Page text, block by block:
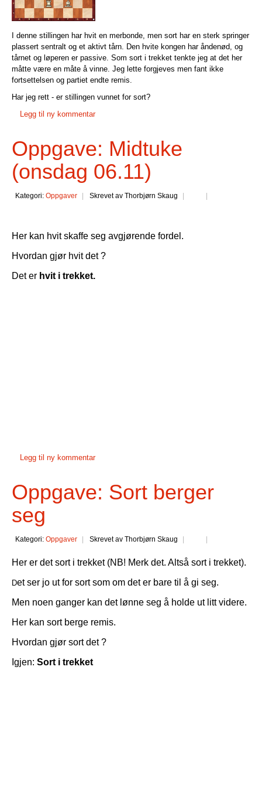
I denne stillingen har hvit en merbonde, men sort har en sterk springer
plassert sentralt og et aktivt tårn. Den hvite kongen har åndenød, og
tårnet og løperen er passive. Som sort i trekket tenkte jeg at det her
måtte være en måte å vinne. Jeg lette forgjeves men fant ikke
fortsettelsen og partiet endte remis.
Har jeg rett - er stillingen vunnet for sort?
Legg til ny kommentar
Oppgave: Midtuke
(onsdag 06.11)
Kategori: Oppgaver Skrevet av Thorbjørn Skaug
Her kan hvit skaffe seg avgjørende fordel.
Hvordan gjør hvit det ?
Det er hvit i trekket.
Legg til ny kommentar
Oppgave: Sort berger
seg
Kategori: Oppgaver Skrevet av Thorbjørn Skaug
Her er det sort i trekket (NB! Merk det. Altså sort i trekket).
Det ser jo ut for sort som om det er bare til å gi seg.
Men noen ganger kan det lønne seg å holde ut litt videre.
Her kan sort berge remis.
Hvordan gjør sort det ?
Igjen: Sort i trekket